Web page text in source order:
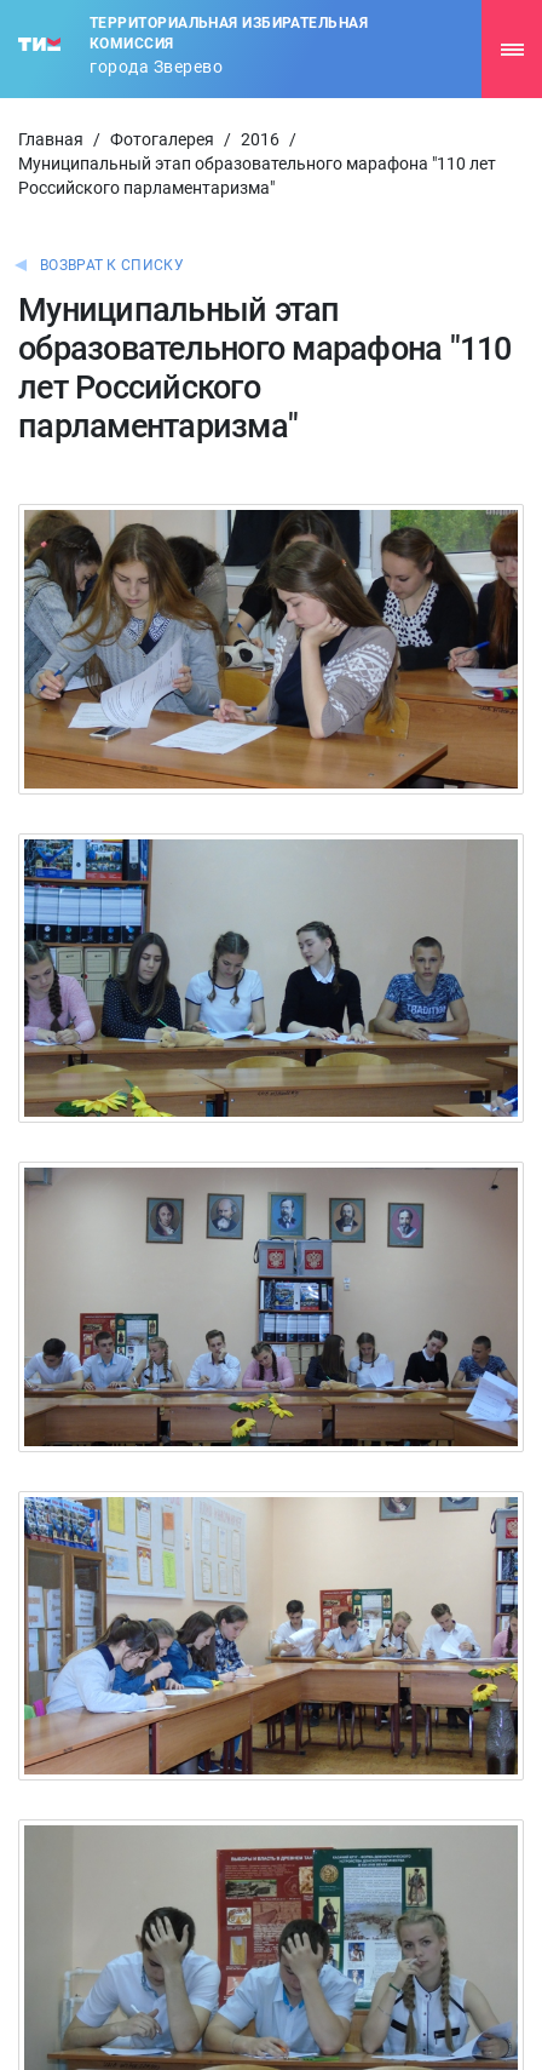
ТЕРРИТОРИАЛЬНАЯ ИЗБИРАТЕЛЬНАЯ
КОМИССИЯ
города Зверево
Главная / Фотогалерея / 2016 /
Муниципальный этап образовательного марафона "110 лет
Российского парламентаризма"
ВОЗВРАТ К СПИСКУ
Муниципальный этап
образовательного марафона "110
лет Российского
парламентаризма"